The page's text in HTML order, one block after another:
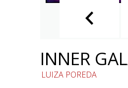
INNER
LUIZA POREDA